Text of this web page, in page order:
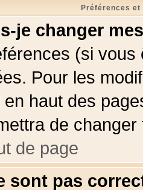
Préférences
je changer
(si
Pour les
haut des
de
de page
sont pas